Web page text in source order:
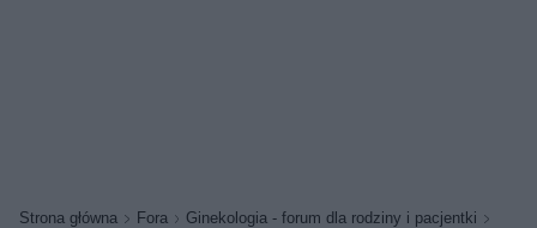
Strona główna Fora
Ginekologia - forum dla rodziny i pacjentki